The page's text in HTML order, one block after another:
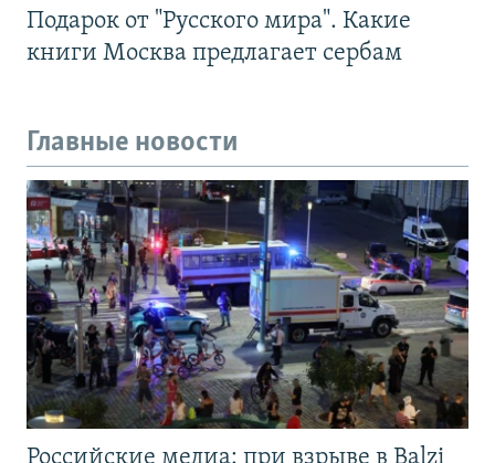
Подарок от "Русского мира". Какие
книги Москва предлагает сербам
Главные новости